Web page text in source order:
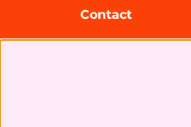
Contact
Theater Zuidplein